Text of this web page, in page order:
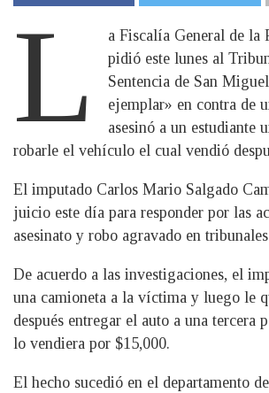
L
a Fiscalía General de la
pidió este lunes al
Sentencia de San
ejemplar» en contra de
asesinó a un estudiante
robarle el vehículo el cual vendió
El imputado Carlos Mario Salgado
juicio este día para responder por las
asesinato y robo agravado en
De acuerdo a las investigaciones, el
una camioneta a la víctima y luego le
después entregar el auto a una tercera
lo vendiera por $15,000.
El hecho sucedió en el departamento